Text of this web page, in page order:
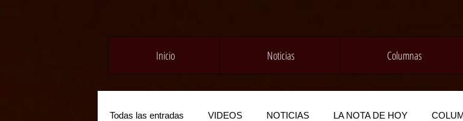
Inicio Noticias Columnas
Todas las entradas VIDEOS NOTICIAS LA NOTA DE HOY